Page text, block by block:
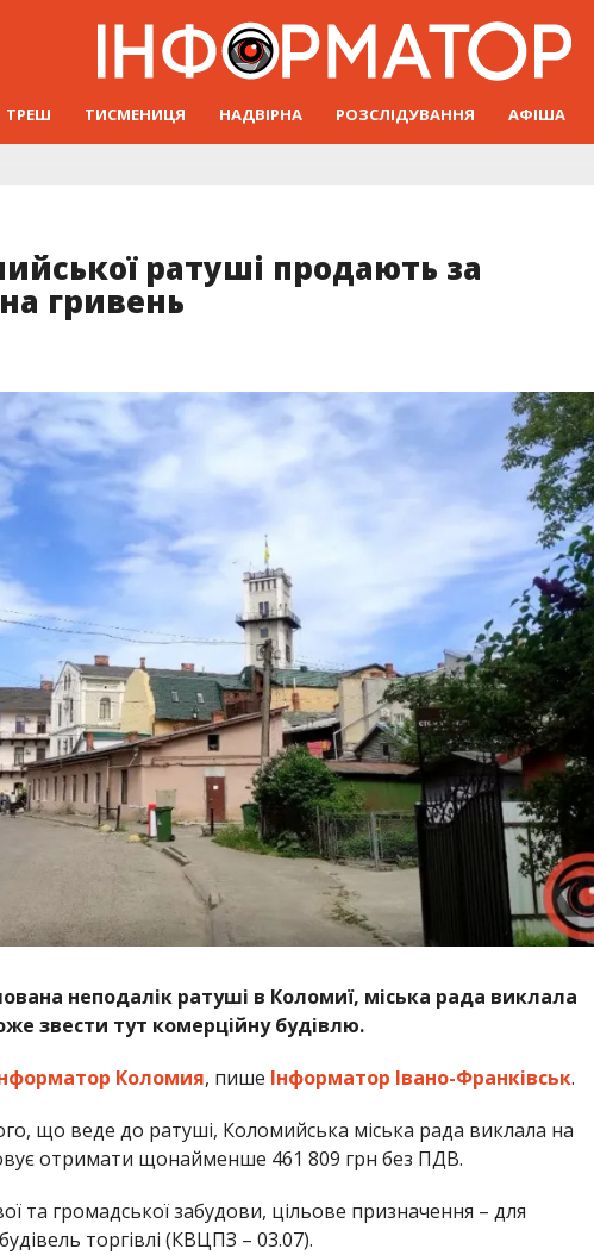
ТРЕШ ТИСМЕНИЦЯ НАДВІРНА РОЗСЛІДУВАННЯ АФІША
ратуші продають за
гривень
неподалік ратуші в Коломиї, міська рада виклала
звести тут комерційну будівлю.
Коломия, пише Інформатор Івано-Франківськ.
що веде до ратуші, Коломийська міська рада виклала на
отримати щонайменше 461 809 грн без ПДВ.
та громадської забудови, цільове призначення – для
торгівлі (КВЦПЗ – 03.07).